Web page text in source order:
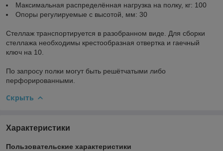
Максимальная распределённая нагрузка на полку, кг: 100
Опоры регулируемые с высотой, мм: 30
Стеллаж транспортируется в разобранном виде. Для сборки
стеллажа необходимы крестообразная отвертка и гаечный
ключ на 10.
По запросу полки могут быть решётчатыми либо
перфорированными.
Скрыть
Характеристики
Пользовательские характеристики